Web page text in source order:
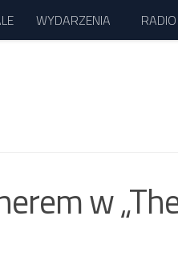
WYDARZENIA
w